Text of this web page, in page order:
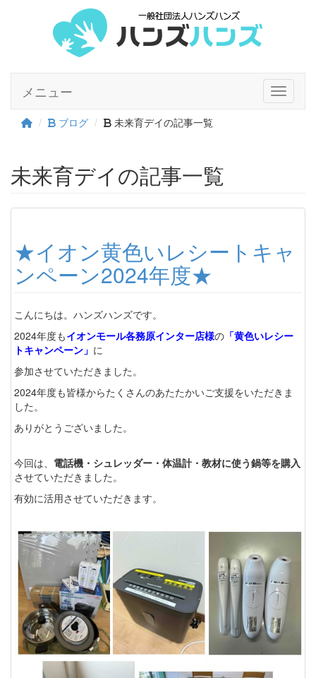
Toggle
メニュー
ブログ 未来育デイの記事一覧
未来育デイの記事一覧
★イオン黄色いレシートキャ
ンペーン2024年度★
こんにちは。ハンズハンズです。
2024年度もイオンモール各務原インター店様の 「黄色いレシー
トキャンペーン」 に
参加させていただきました。
2024年度も皆様からたくさんのあたたかいご支援をいただきま
した。
ありがとうございました。
今回は、 電話機・シュレッダー・体温計・教材に使う鍋等を購入
させていただきました。
有効に活用させていただきます。